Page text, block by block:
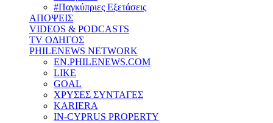
#Παγκύπριες Εξετάσεις
ΑΠΟΨΕΙΣ
VIDEOS & PODCASTS
TV ΟΔΗΓΟΣ
PHILENEWS NETWORK
EN.PHILENEWS.COM
LIKE
GOAL
ΧΡΥΣΕΣ ΣΥΝΤΑΓΕΣ
KARIERA
IN-CYPRUS PROPERTY